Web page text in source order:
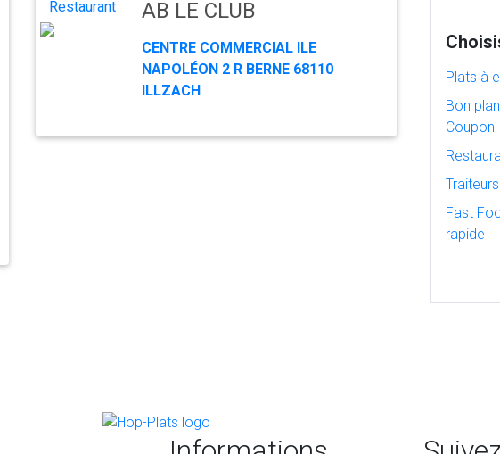
Restaurant AB LE CLUB
CENTRE COMMERCIAL ILE
NAPOLÉON 2 R BERNE 68110
ILLZACH
Plats à
Bon
Coupon
Traiteurs
Fast
rapide